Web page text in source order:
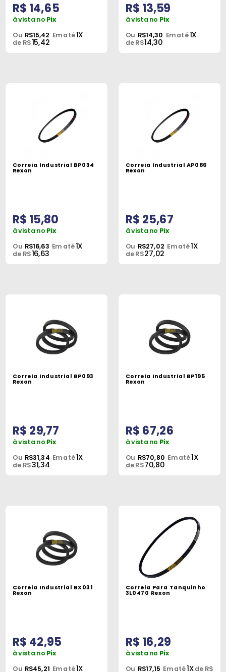
R$ 14,65
à vista no Pix
Ou R$15,42 Em até1X
de R$15,42
R$ 13,59
à vista no Pix
Ou R$14,30 Em até1X
de R$14,30
Correia Industrial BP034
Rexon
R$ 15,80
à vista no Pix
Ou R$16,63 Em até1X
de R$16,63
Correia Industrial AP086
Rexon
R$ 25,67
à vista no Pix
Ou R$27,02 Em até1X
de R$27,02
Correia Industrial BP093
Rexon
R$ 29,77
à vista no Pix
Ou R$31,34 Em até1X
de R$31,34
Correia Industrial BP195
Rexon
R$ 67,26
à vista no Pix
Ou R$70,80 Em até1X
de R$70,80
Correia Industrial BX031
Rexon
R$ 42,95
à vista no Pix
Ou R$45,21 Em até1X
Correia Para Tanquinho
3L0470 Rexon
R$ 16,29
à vista no Pix
Ou R$17,15 Em até1Xde R$